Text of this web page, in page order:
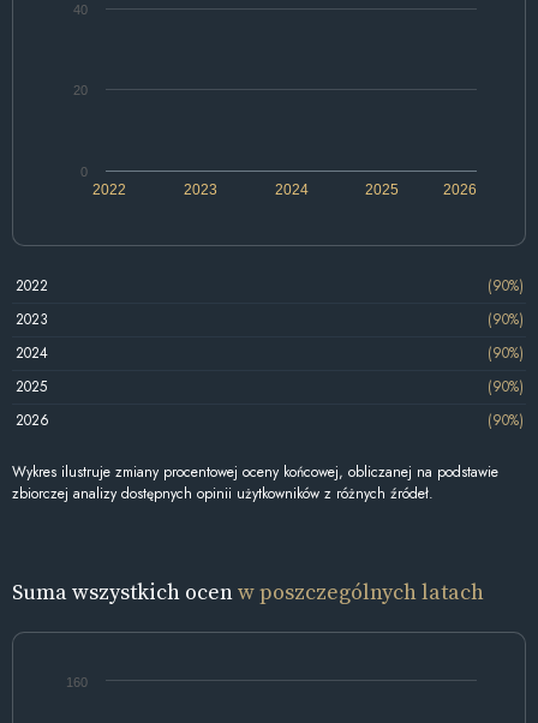
2022 2024 2026
2023 2025
0
20
40
2022
(90%)
2023
(90%)
2024
(90%)
2025
(90%)
2026
(90%)
Wykres ilustruje zmiany procentowej oceny końcowej, obliczanej na podstawie
zbiorczej analizy dostępnych opinii użytkowników z różnych źródeł.
Suma wszystkich ocenw poszczególnych latach
160